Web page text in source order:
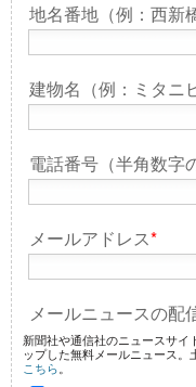
地名番地（例：西新
建物名（例：ミタニ
電話番号（半角数字
メールアドレス*
メールニュースの配
新聞社や通信社のニュースサイ
ップした無料メールニュース
こちら